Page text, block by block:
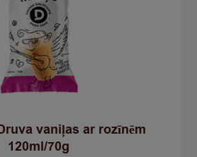
vaniļas ar rozīnēm
120ml/70g